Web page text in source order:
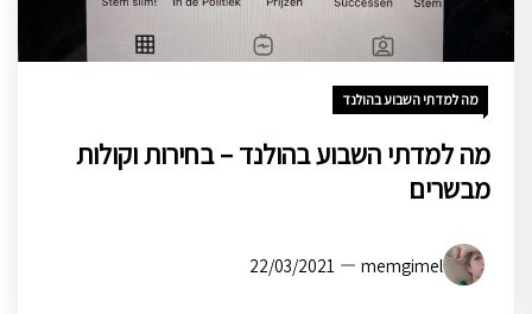
מה למדתי השבוע בהולנד
מה למדתי השבוע בהולנד – בחירות וקולות
מבשרים
memgimel
22/03/2021